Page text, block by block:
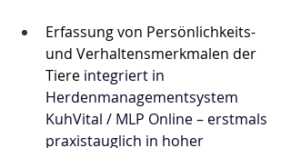
Erfassung von Persönlichkeits-
und Verhaltensmerkmalen der
Tiere integriert in
Herdenmanagementsystem
KuhVital / MLP Online – erstmals
praxistauglich in hoher